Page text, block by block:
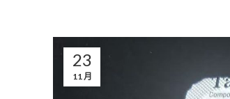
23
11 月